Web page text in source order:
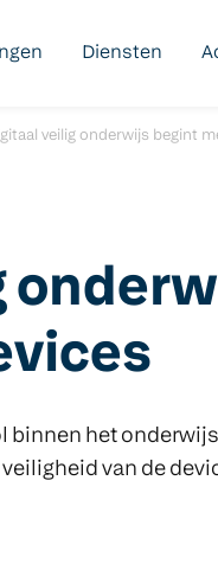
Diensten
veilig onderwijs begint
binnen het
van de